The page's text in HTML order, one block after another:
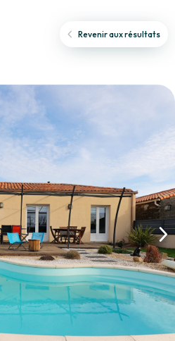
Revenir aux résultats